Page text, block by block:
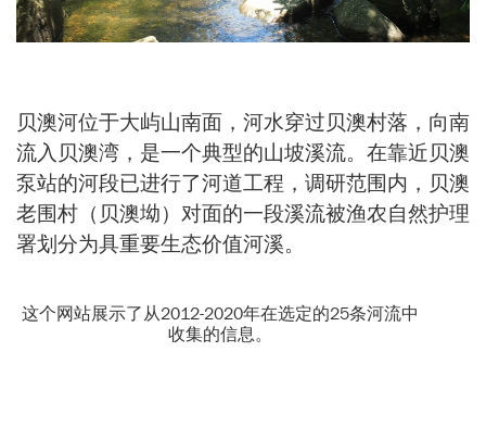
贝澳河位于大屿山南面，河水穿过贝澳村落，向南
流入贝澳湾，是一个典型的山坡溪流。在靠近贝澳
泵站的河段已进行了河道工程，调研范围内，贝澳
老围村（贝澳坳）对面的一段溪流被渔农自然护理
署划分为具重要生态价值河溪。
这个网站展示了从2012-2020年在选定的25条河流中
收集的信息。